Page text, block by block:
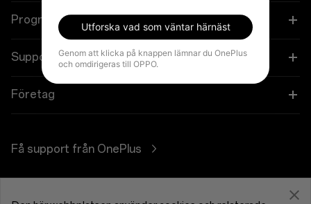
OnePlus Nord 5
Surfplatta
Smarta klockor
Ström & Kablar
Bundlingar
Program
Länka dina OnePlus-enheter
Rabattprogram
OnePlus-inbyte
Support
Shopping FAQs
Reparationstjänst
Företag
Sverige (Svenska)
Få support från OnePlus
Utforska vad som väntar härnäst
Genom att klicka på knappen lämnar du OnePlus
och omdirigeras till OPPO.